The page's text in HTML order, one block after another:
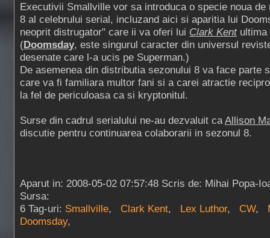
Executivii Smallville vor sa introduca o specie noua
8 al celebrului serial, incluzand aici si aparitia lui
neoprit distrugator" care ii va oferi lui Clark Kentultima
(Doomsday, este singurul caracter din universul
desenate care l-a ucis pe Superman.)
De asemenea din distributia sezonului 8 va face parte
care va fi familiara multor fani si a carei atractie
la fel de periculoasa ca si kryptonitul.
Surse din cadrul serialului ne-au dezvaluit caAllison
discutie pentru continuarea colaborarii in sezonul 8.
Aparut in: 2008-05-02 07:57:48 Scris de: Mihai Popa-
Sursa:
6 Tag-uri: Smallville, Clark Kent, Lex Luthor, CW,
Doomsday,